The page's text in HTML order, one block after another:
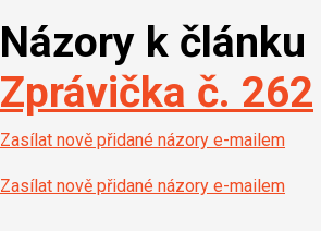
Názory k článku
Zprávička č. 262
Zasílat nově přidané názory e-mailem
Zasílat nově přidané názory e-mailem